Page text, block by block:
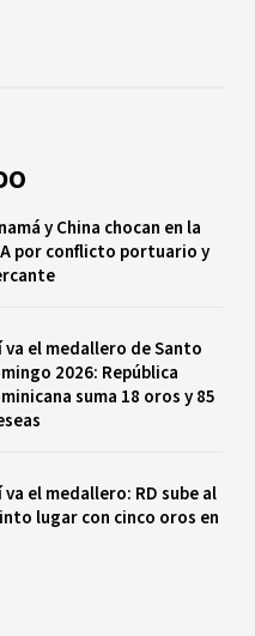
y China chocan en la
por conflicto portuario y
va el medallero de Santo
2026: República
suma 18 oros y 85
va el medallero: RD sube al
lugar con cinco oros en